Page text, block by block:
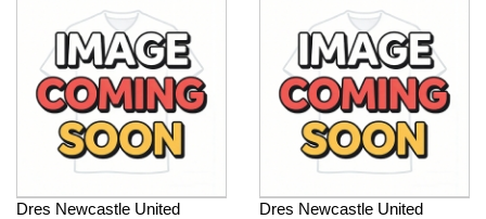
Dres Newcastle United
Dres Newcastle United